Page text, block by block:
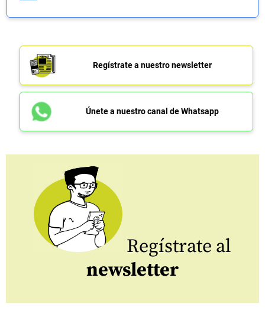
Regístrate a nuestro newsletter
Únete a nuestro canal de Whatsapp
Regístrate al
newsletter